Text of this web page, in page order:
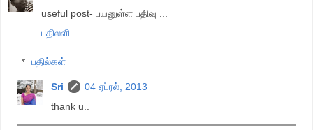
useful post- பயனுள்ள பதிவு ...
பதிலளி
பதில்கள்
Sri
04 ஏப்ரல், 2013
thank u..